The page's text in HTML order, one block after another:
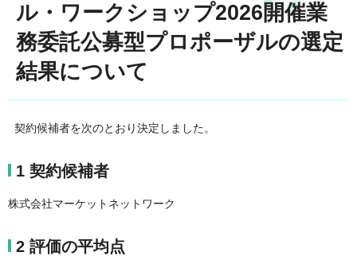
ル・ワークショップ2026開催業
務委託公募型プロポーザルの選定
結果について
契約候補者を次のとおり決定しました。
1 契約候補者
株式会社マーケットネットワーク
2 評価の平均点